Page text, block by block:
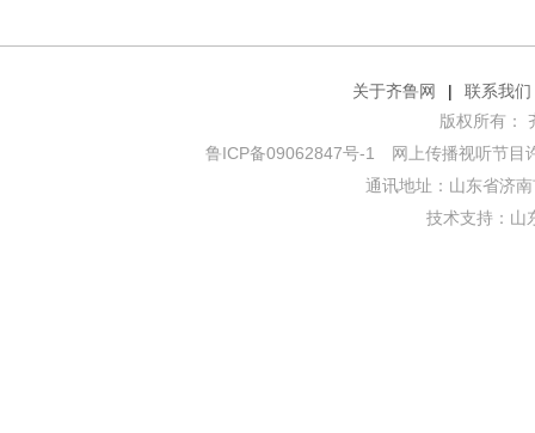
关于齐鲁网 |
联系我们
版权所有：
鲁ICP备09062847号-1 网上传播视听节目
通讯地址：山东省济
技术支持： 山